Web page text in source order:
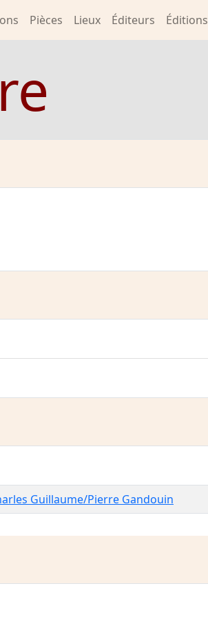
Pièces Lieux Éditeurs Éditions
Guillaume/Pierre Gandouin